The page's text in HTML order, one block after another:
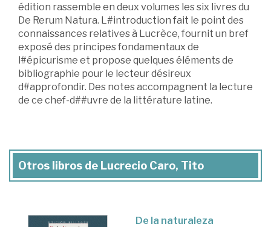
édition rassemble en deux volumes les six livres du
De Rerum Natura. L#introduction fait le point des
connaissances relatives à Lucrèce, fournit un bref
exposé des principes fondamentaux de
l#épicurisme et propose quelques éléments de
bibliographie pour le lecteur désireux
d#approfondir. Des notes accompagnent la lecture
de ce chef-d##uvre de la littérature latine.
Otros libros de Lucrecio Caro, Tito
De la naturaleza